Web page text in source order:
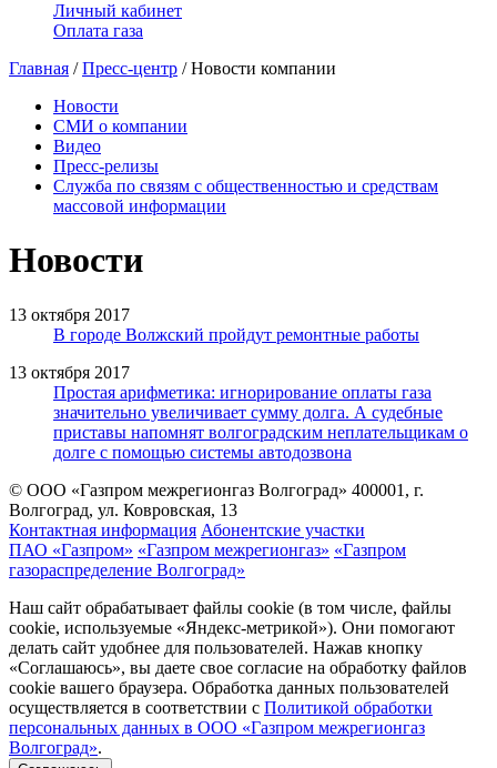
Личный кабинет
Оплата газа
Главная /Пресс-центр / Новости компании
Новости
СМИ о компании
Видео
Пресс-релизы
Служба по связям с общественностью и средствам
массовой информации
Новости
13 октября 2017
В городе Волжский пройдут ремонтные работы
13 октября 2017
Простая арифметика: игнорирование оплаты газа
значительно увеличивает сумму долга. А судебные
приставы напомнят волгоградским неплательщикам о
долге с помощью системы автодозвона
© ООО «Газпром межрегионгаз Волгоград» 400001, г.
Волгоград, ул. Ковровская, 13
Контактная информация Абонентские участки
ПАО «Газпром» «Газпром межрегионгаз» «Газпром
газораспределение Волгоград»
Наш сайт обрабатывает файлы cookie (в том числе, файлы
cookie, используемые «Яндекс-метрикой»). Они помогают
делать сайт удобнее для пользователей. Нажав кнопку
«Соглашаюсь», вы даете свое согласие на обработку файлов
cookie вашего браузера. Обработка данных пользователей
осуществляется в соответствии с Политикой обработки
персональных данных в ООО «Газпром межрегионгаз
Волгоград».